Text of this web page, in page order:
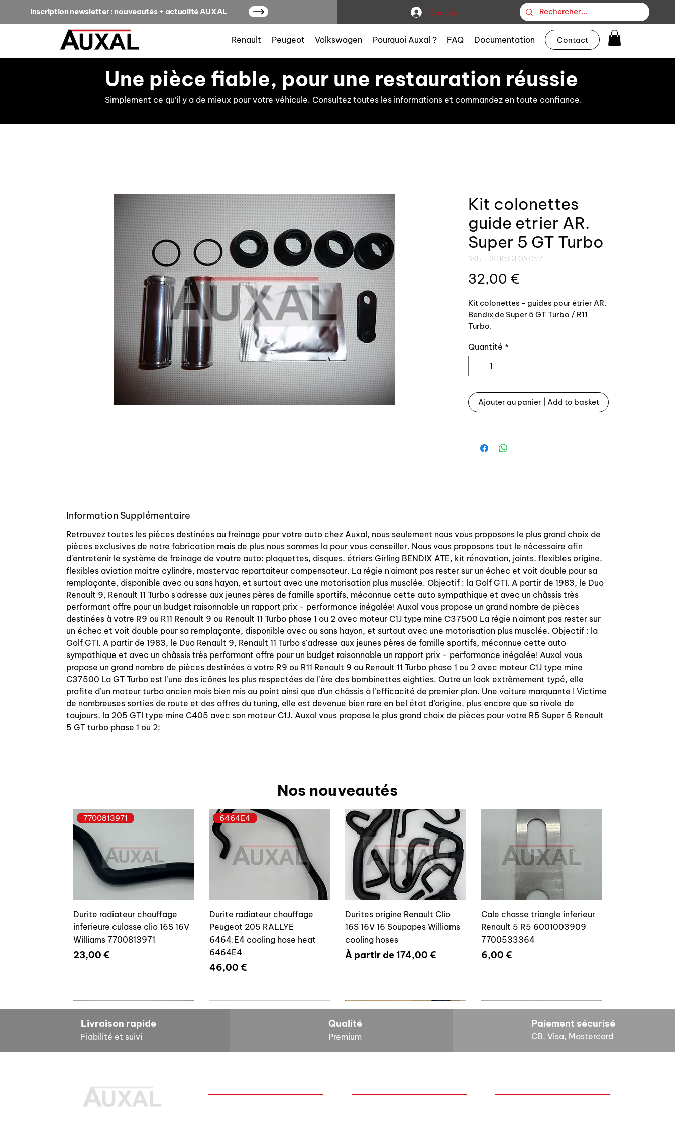
Inscription newsletter : nouveautés + actualité AUXAL Connexion
Renault Peugeot Volkswagen Pourquoi Auxal ? FAQ Documentation Contact
Une pièce fiable, pour une restauration réussie
Simplement ce qu’il y a de mieux pour votre véhicule. Consultez toutes les informations et commandez en toute confiance.
Kit colonettes
guide etrier AR.
Super 5 GT Turbo
SKU : 20-R5GT-05-052
32,00 €
Kit colonettes - guides pour étrier AR.
Bendix de Super 5 GT Turbo / R11
Turbo.
Produit top qualité, comprenant:
- guide étrier en acier traité +
- soufflets colonettes
- berlingo de graisse
- 1 cache vise de purge
- 2 pins in steel chrome platted
- 2 O-ring for pins
- 4 gaiters for pins dust protection
- 1 grease bag
- 1 bleed screw cap
Quantité *
Ajouter au panier | Add to basket
Information Supplémentaire
Retrouvez toutes les pièces destinées au freinage pour votre auto chez Auxal, nous seulement nous vous proposons le plus grand choix de
pièces exclusives de notre fabrication mais de plus nous sommes la pour vous conseiller. Nous vous proposons tout le nécessaire afin
d'entretenir le système de freinage de voutre auto: plaquettes, disques, étriers Girling BENDIX ATE, kit rénovation, joints, flexibles origine,
flexibles aviation maitre cylindre, mastervac repartaiteur compensateur. La régie n'aimant pas rester sur un échec et voit double pour sa
remplaçante, disponible avec ou sans hayon, et surtout avec une motorisation plus musclée. Objectif : la Golf GTI. A partir de 1983, le Duo
Renault 9, Renault 11 Turbo s'adresse aux jeunes pères de famille sportifs, méconnue cette auto sympathique et avec un châssis très
performant offre pour un budget raisonnable un rapport prix - performance inégalée! Auxal vous propose un grand nombre de pièces
destinées à votre R9 ou R11 Renault 9 ou Renault 11 Turbo phase 1 ou 2 avec moteur C1J type mine C37500 La régie n'aimant pas rester sur
un échec et voit double pour sa remplaçante, disponible avec ou sans hayon, et surtout avec une motorisation plus musclée. Objectif : la
Golf GTI. A partir de 1983, le Duo Renault 9, Renault 11 Turbo s'adresse aux jeunes pères de famille sportifs, méconnue cette auto
sympathique et avec un châssis très performant offre pour un budget raisonnable un rapport prix - performance inégalée! Auxal vous
propose un grand nombre de pièces destinées à votre R9 ou R11 Renault 9 ou Renault 11 Turbo phase 1 ou 2 avec moteur C1J type mine
C37500 La GT Turbo est l’une des icônes les plus respectées de l’ère des bombinettes eighties. Outre un look extrêmement typé, elle
profite d’un moteur turbo ancien mais bien mis au point ainsi que d’un châssis à l’efficacité de premier plan. Une voiture marquante ! Victime
de nombreuses sorties de route et des affres du tuning, elle est devenue bien rare en bel état d’origine, plus encore que sa rivale de
toujours, la 205 GTI type mine C405 avec son moteur C1J. Auxal vous propose le plus grand choix de pièces pour votre R5 Super 5 Renault
5 GT turbo phase 1 ou 2;
Nos nouveautés
7700813971
Durite radiateur chauffage
inferieure culasse clio 16S 16V
Williams 7700813971
Prix
23,00 €
6464E4
Durite radiateur chauffage
Peugeot 205 RALLYE
6464.E4 cooling hose heat
6464E4
Prix
46,00 €
Durites origine Renault Clio
16S 16V 16 Soupapes Williams
cooling hoses
À partir de174,00 €
Prix promotionnel
Cale chasse triangle inferieur
Renault 5 R5 6001003909
7700533364
Prix
6,00 €
7700804635
Durite radiateur chauffage
7700804636 6464E4
Cale reglage gache coffre R5
Livraison rapide
Fiabilité et suivi
Qualité
Premium
Paiement sécurisé
CB, Visa, Mastercard